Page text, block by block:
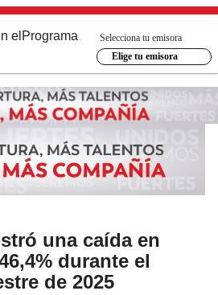
el Programa
Selecciona tu emisora
Elige tu emisora
una caída en
durante el
de 2025